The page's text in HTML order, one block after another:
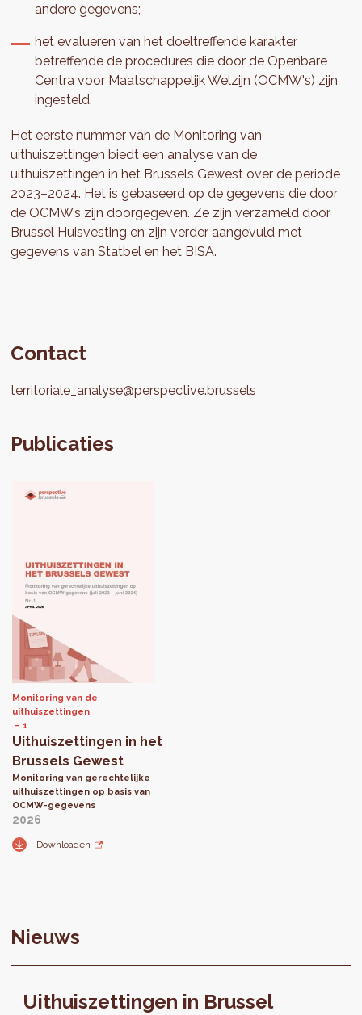
andere gegevens;
het evalueren van het doeltreffende karakter
betreffende de procedures die door de Openbare
Centra voor Maatschappelijk Welzijn (OCMW's) zijn
ingesteld.
Het eerste nummer van de Monitoring van
uithuiszettingen biedt een analyse van de
uithuiszettingen in het Brussels Gewest over de periode
2023–2024. Het is gebaseerd op de gegevens die door
de OCMW’s zijn doorgegeven. Ze zijn verzameld door
Brussel Huisvesting en zijn verder aangevuld met
gegevens van Statbel en het BISA.
Contact
territoriale_analyse@perspective.brussels
Publicaties
Monitoring van de
uithuiszettingen
1
Uithuiszettingen in het
Brussels Gewest
Monitoring van gerechtelijke
uithuiszettingen op basis van
OCMW-gegevens
2026
Downloaden
Nieuws
Uithuiszettingen in Brussel